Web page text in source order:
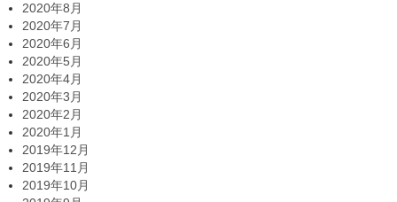
2020年8月
2020年7月
2020年6月
2020年5月
2020年4月
2020年3月
2020年2月
2020年1月
2019年12月
2019年11月
2019年10月